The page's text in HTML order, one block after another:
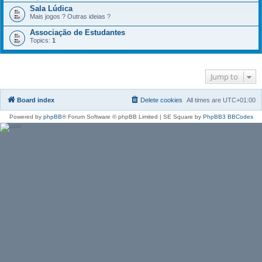
Sala Lúdica
Mais jogos ? Outras ideias ?
Associação de Estudantes
Topics: 1
Jump to
Board index All times are UTC+01:00
Delete cookies
Powered by phpBB® Forum Software © phpBB Limited | SE Square by PhpBB3 BBCodes